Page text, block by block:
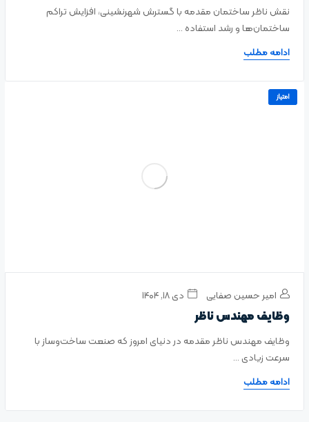
نقش ناظر ساختمان مقدمه با گسترش شهرنشینی، افزایش تراکم
ساختمان‌ها و رشد استفاده ...
ادامه مطلب
امتیاز
امیر حسین صفایی دی ۱۸, ۱۴۰۴
وظایف مهندس ناظر
وظایف مهندس ناظر مقدمه در دنیای امروز که صنعت ساخت‌وساز با
سرعت زیادی ...
ادامه مطلب